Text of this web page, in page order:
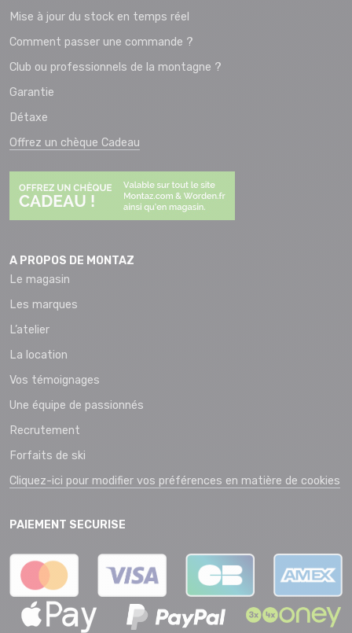
Mise à jour du stock en temps réel
Comment passer une commande ?
Club ou professionnels de la montagne ?
Garantie
Détaxe
Offrez un chèque Cadeau
A PROPOS DE MONTAZ
Le magasin
Les marques
L’atelier
La location
Vos témoignages
Une équipe de passionnés
Recrutement
Forfaits de ski
Cliquez-ici pour modifier vos préférences en matière de cookies
PAIEMENT SECURISE